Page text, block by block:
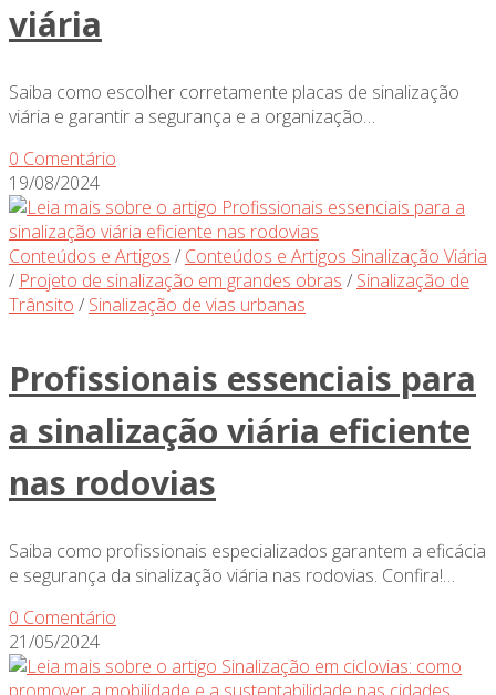
viária
Saiba como escolher corretamente placas de sinalização
viária e garantir a segurança e a organização…
0 Comentário
19/08/2024
Conteúdos e Artigos / Conteúdos e Artigos Sinalização Viária
/ Projeto de sinalização em grandes obras / Sinalização de
Trânsito / Sinalização de vias urbanas
Profissionais essenciais para
a sinalização viária eficiente
nas rodovias
Saiba como profissionais especializados garantem a eficácia
e segurança da sinalização viária nas rodovias. Confira!…
0 Comentário
21/05/2024